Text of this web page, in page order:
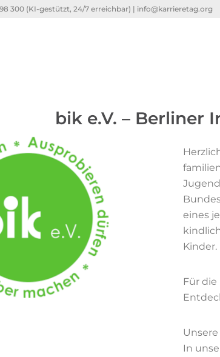
300 (KI-gestützt, 24/7 erreichbar) | info@karrieretag.org
bik e.V. –
eines
Kinder.
Für
Unsere
In